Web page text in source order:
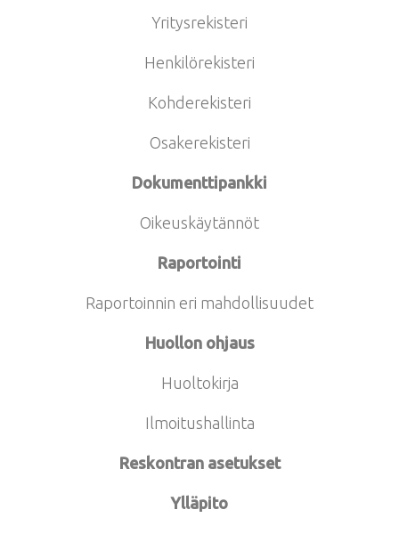
Yritysrekisteri
Henkilörekisteri
Kohderekisteri
Osakerekisteri
Dokumenttipankki
Oikeuskäytännöt
Raportointi
Raportoinnin eri mahdollisuudet
Huollon ohjaus
Huoltokirja
Ilmoitushallinta
Reskontran asetukset
Ylläpito